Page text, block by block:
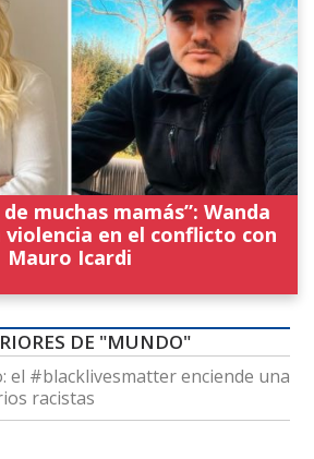
muchas mamás”: Wanda
violencia en el conflicto con
Mauro Icardi
DE "MUNDO"
el #blacklivesmatter enciende una
racistas